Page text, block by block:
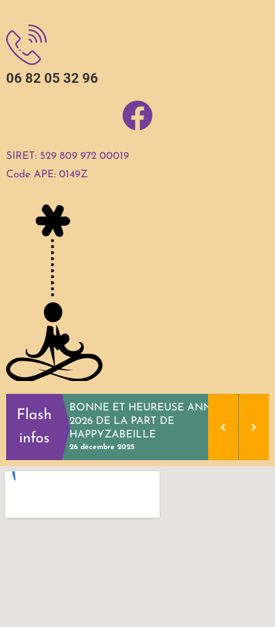
06 82 05 32 96
SIRET: 529 809 972 00019
Code APE: 0149Z
Flash
infos
BONNE ET HEUREUSE ANNEE
2026 DE LA PART DE
HAPPYZABEILLE
26 décembre 2025